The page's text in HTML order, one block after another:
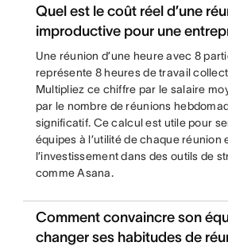
Quel est le coût réel d’une
improductive pour une
Une réunion d’une heure avec 8
représente 8 heures de travail
Multipliez ce chiffre par le salaire
par le nombre de réunions
significatif. Ce calcul est utile pour
équipes à l’utilité de chaque réunion
l’investissement dans des outils de
comme Asana.
Comment convaincre son
changer ses habitudes de